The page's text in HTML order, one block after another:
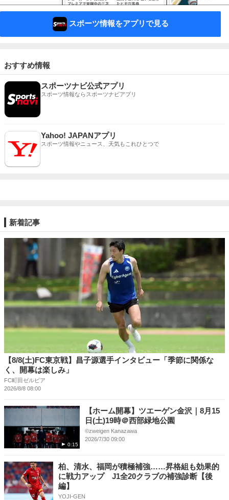
スポーツ情報をアプリで見る
おすすめ情報
スポーツナビ公式アプリ
スポーツ情報ならスポーツナビアプリ
Yahoo! JAPANアプリ
スポーツ情報やニュース、天気もこれひとつで
新着記事
【8/8(土)FC東京戦】昌子源選手インタビュー「季節に関係な
く、開幕は楽しみ」
FC町田ゼルビア
2026/8/8 08:00
0:15
【ホーム開幕】ツエーゲン金沢｜8月15
日(土)19時＠西部緑地公園
©︎zweigen Kanazawa
2026/7/30 09:00
柏、清水、福岡が積極補強……昇格組も効果的
に戦力アップ J1全20クラブの補強診断【後
編】
YOJI-GEN